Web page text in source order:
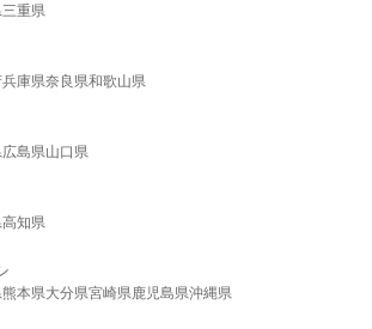
三重県
兵庫県奈良県和歌山県
広島県山口県
高知県
熊本県大分県宮崎県鹿児島県沖縄県